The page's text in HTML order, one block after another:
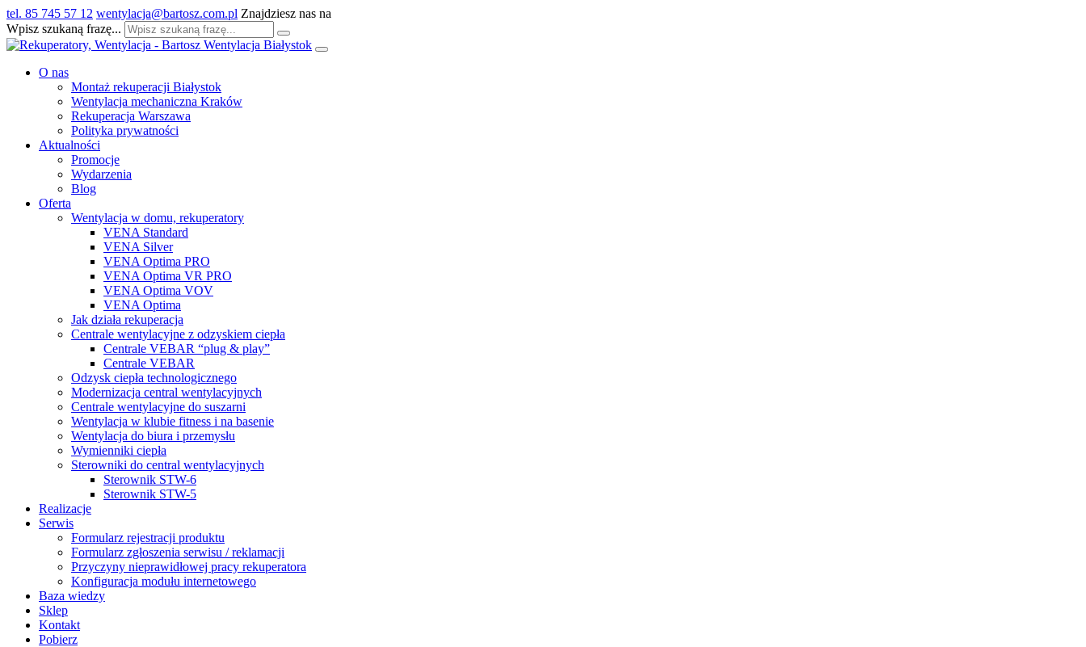
tel. 85 745 57 12 wentylacja@bartosz.com.pl Znajdziesz nas na
Wpisz szukaną frazę...
O nas
Montaż rekuperacji Białystok
Wentylacja mechaniczna Kraków
Rekuperacja Warszawa
Polityka prywatności
Aktualności
Promocje
Wydarzenia
Blog
Oferta
Wentylacja w domu, rekuperatory
VENA Standard
VENA Silver
VENA Optima PRO
VENA Optima VR PRO
VENA Optima VOV
VENA Optima
Jak działa rekuperacja
Centrale wentylacyjne z odzyskiem ciepła
Centrale VEBAR “plug & play”
Centrale VEBAR
Odzysk ciepła technologicznego
Modernizacja central wentylacyjnych
Centrale wentylacyjne do suszarni
Wentylacja w klubie fitness i na basenie
Wentylacja do biura i przemysłu
Wymienniki ciepła
Sterowniki do central wentylacyjnych
Sterownik STW-6
Sterownik STW-5
Realizacje
Serwis
Formularz rejestracji produktu
Formularz zgłoszenia serwisu / reklamacji
Przyczyny nieprawidłowej pracy rekuperatora
Konfiguracja modułu internetowego
Baza wiedzy
Sklep
Kontakt
Pobierz